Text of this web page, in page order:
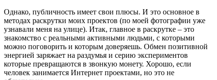
Однако, публичность имеет свои плюсы. И это основное в
методах раскрутки моих проектов (по моей фотографии уже
узнавали меня на улице). Итак, главное в раскрутке – это
знакомство с реальными активными людьми, с которыми
можно поговорить и которым доверяешь. Обмен позитивной
энергией заряжает на раздумья и серию экспериментов
которые превращаются в звонкую монету. Хорошо, если
человек занимается Интернет проектами, но это не